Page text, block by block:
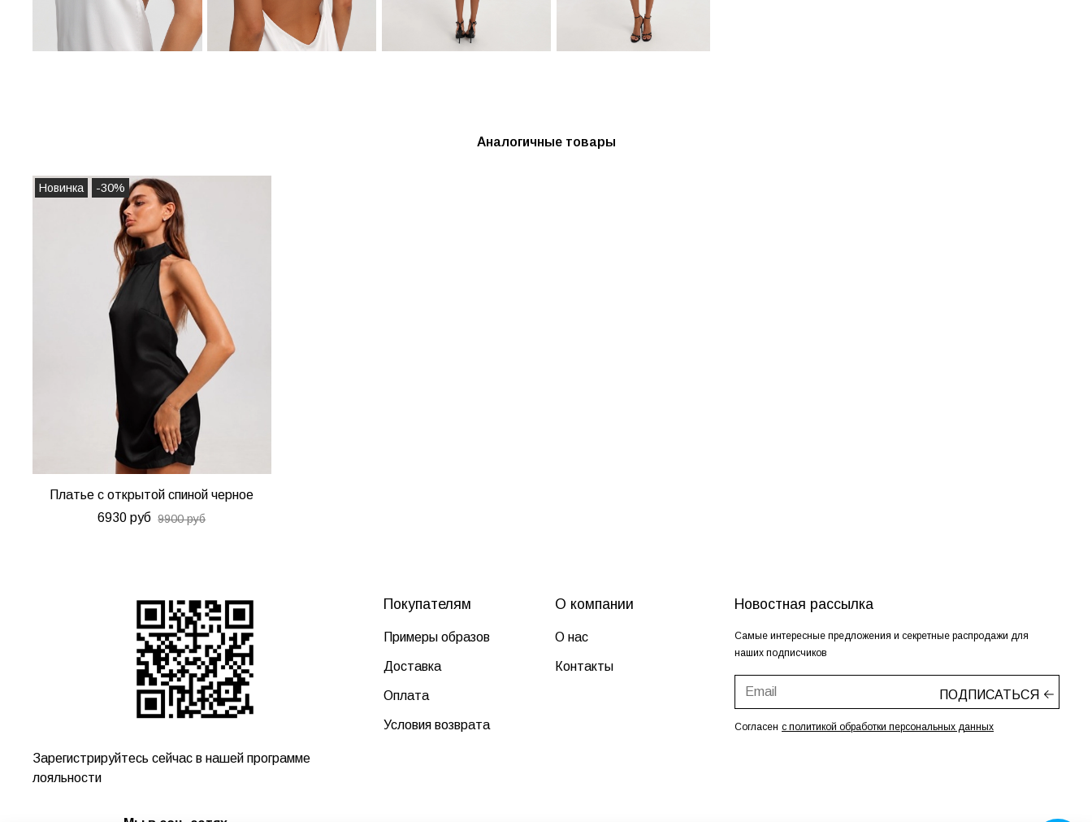
Аналогичные товары
Новинка -30%
Платье с открытой спиной черное
6930 руб 9900 руб
Покупателям
Примеры образов
Доставка
Оплата
Условия возврата
О компании
О нас
Контакты
Зарегистрируйтесь сейчас в нашей программе
лояльности
Новостная рассылка
Самые интересные предложения и секретные распродажи для
наших подписчиков
Согласен с политикой обработки персональных данных
ПОДПИСАТЬСЯ